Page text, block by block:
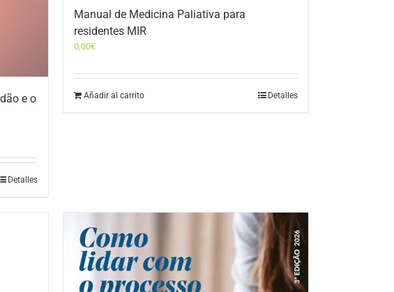
e o
Detalles
Manual de Medicina Paliativa para
residentes MIR
0,00€
Añadir al carrito Detalles